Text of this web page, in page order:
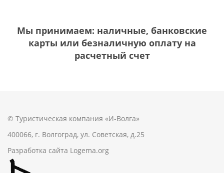
Мы принимаем: наличные, банковские
карты или безналичную оплату на
расчетный счет
© Туристическая компания «И-Волга»
400066, г. Волгоград, ул. Советская, д.25
Разработка сайта Logema.org